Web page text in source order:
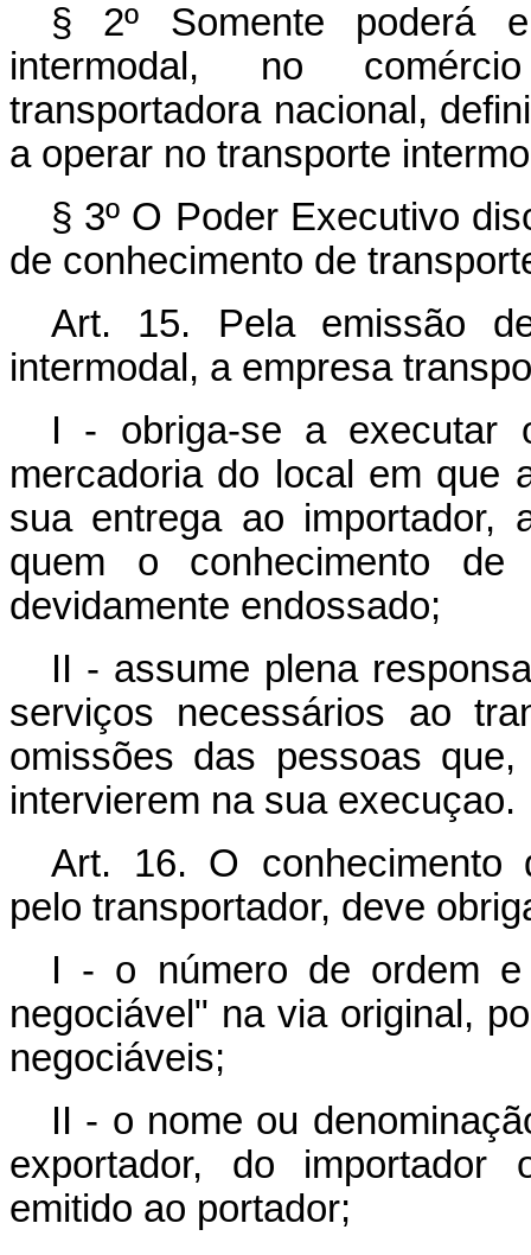
§ 2º Somente poderá
intermodal, no
transportadora nacional,
a operar no transporte
§ 3º O Poder Executivo
de conhecimento de
Art. 15. Pela emissão
intermodal, a empresa
I - obriga-se a executar
mercadoria do local em que
sua entrega ao importador,
quem o conhecimento de
devidamente endossado;
II - assume plena
serviços necessários ao
omissões das pessoas
intervierem na sua execuçao.
Art. 16. O conhecimento
pelo transportador, deve
I - o número de ordem
negociável" na via original,
negociáveis;
II - o nome ou
exportador, do importador
emitido ao portador;